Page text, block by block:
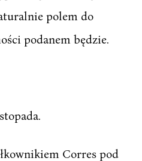
polem do
podanem będzie.
Corres pod